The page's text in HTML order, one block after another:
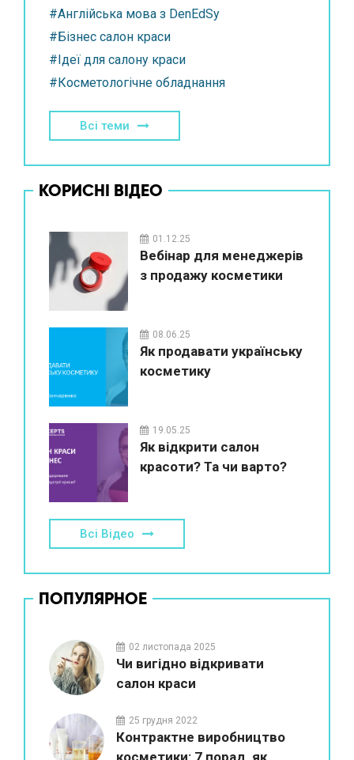
#Англійська мова з DenEdSy
#Бізнес салон краси
#Ідеї для салону краси
#Косметологічне обладнання
Всі теми
КОРИСНІ ВІДЕО
01.12.25
Вебінар для менеджерів
з продажу косметики
08.06.25
Як продавати українську
косметику
19.05.25
Як відкрити салон
красоти? Та чи варто?
Всі Відео
ПОПУЛЯРНОЕ
02 листопада 2025
Чи вигідно відкривати
салон краси
25 грудня 2022
Контрактне виробництво